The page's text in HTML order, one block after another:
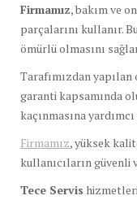
Firmamız, bakım ve
parçalarını kullanır.
ömürlü olmasını
Tarafımızdan
garanti kapsamında
kaçınmasına
Firmamız, yüksek
kullanıcıların güvenli
Tece Servis